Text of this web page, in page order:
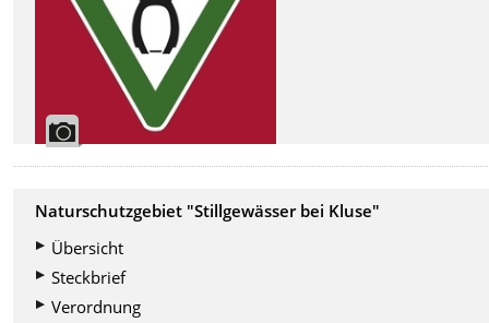
Naturschutzgebiet "Stillgewässer bei Kluse"
Übersicht
Steckbrief
Verordnung